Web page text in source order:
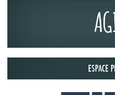
ESPACE